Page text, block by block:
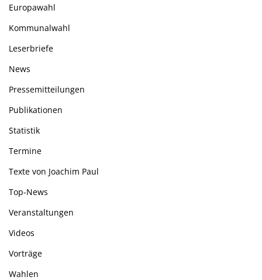
Europawahl
Kommunalwahl
Leserbriefe
News
Pressemitteilungen
Publikationen
Statistik
Termine
Texte von Joachim Paul
Top-News
Veranstaltungen
Videos
Vorträge
Wahlen